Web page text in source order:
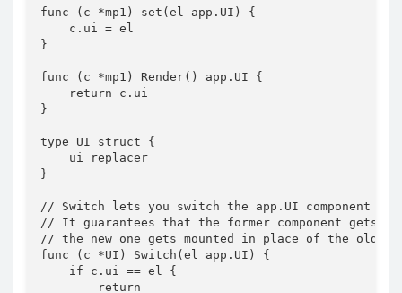
func (c *mp1) set(el app.UI) {
    c.ui = el
}
func (c *mp1) Render() app.UI {
    return c.ui
}
type UI struct {
    ui replacer
}
// Switch lets you switch the app.UI component
// It guarantees that the former component gets
// the new one gets mounted in place of the old
func (c *UI) Switch(el app.UI) {
    if c.ui == el {
        return